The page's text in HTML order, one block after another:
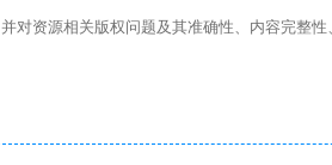
对资源相关版权问题及其准确性、内容完整性